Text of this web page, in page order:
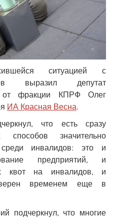
ситуацией с
выразил депутат
от фракции КПРФ Олег
ИА Красная Весна.
что есть сразу
способов значительно
среди инвалидов: это и
предприятий, и
квот на инвалидов, и
временем еще в
подчеркнул, что многие